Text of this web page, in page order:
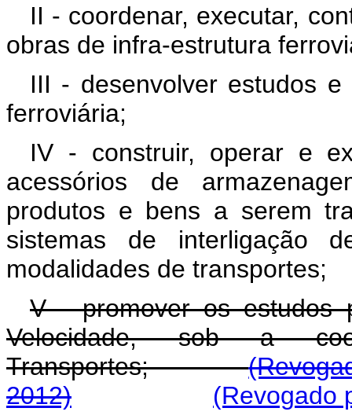
II - coordenar, executar,
obras de infra-estrutura
III - desenvolver estudos
ferroviária;
IV - construir, operar e
acessórios de
produtos e bens a serem
sistemas de interligação
modalidades de transportes;
V - promover os estudos
Velocidade, sob a
Transportes;
2012)
(Revogado